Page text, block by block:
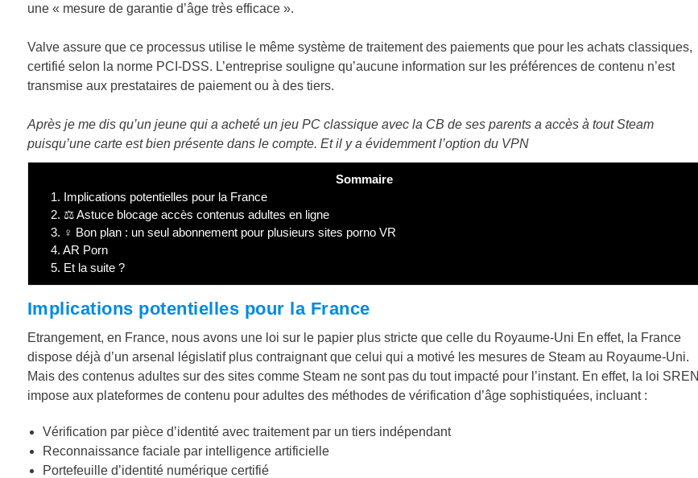
une « mesure de garantie d’âge très efficace ».
Valve assure que ce processus utilise le même système de traitement des paiements que pour les achats classiques,
certifié selon la norme PCI-DSS. L’entreprise souligne qu’aucune information sur les préférences de contenu n’est
transmise aux prestataires de paiement ou à des tiers.
Après je me dis qu’un jeune qui a acheté un jeu PC classique avec la CB de ses parents a accès à tout Steam
puisqu’une carte est bien présente dans le compte. Et il y a évidemment l’option du VPN
Sommaire
1. Implications potentielles pour la France
2. ⚖️ Astuce blocage accès contenus adultes en ligne
3. ♀️ Bon plan : un seul abonnement pour plusieurs sites porno VR
4. AR Porn
5. Et la suite ?
Implications potentielles pour la France
Etrangement, en France, nous avons une loi sur le papier plus stricte que celle du Royaume-Uni En effet, la France
dispose déjà d’un arsenal législatif plus contraignant que celui qui a motivé les mesures de Steam au Royaume-Uni.
Mais des contenus adultes sur des sites comme Steam ne sont pas du tout impacté pour l’instant. En effet, la loi SREN
impose aux plateformes de contenu pour adultes des méthodes de vérification d’âge sophistiquées, incluant :
Vérification par pièce d’identité avec traitement par un tiers indépendant
Reconnaissance faciale par intelligence artificielle
Portefeuille d’identité numérique certifié